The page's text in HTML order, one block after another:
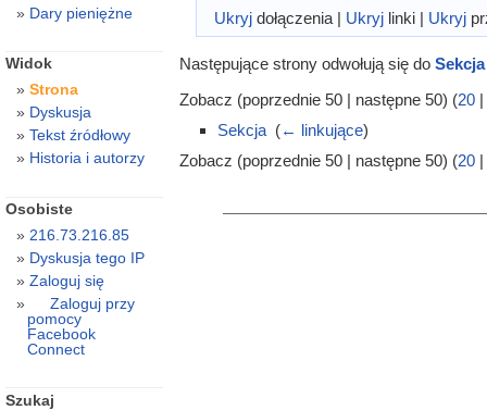
Ukryjdołączenia | Ukryjlinki | Ukryj
Następujące strony odwołują się do Sekcja
Zobacz (poprzednie 50 | następne 50) (20|
Sekcja‎ (← linkujące)
Zobacz (poprzednie 50 | następne 50) (20|
Dary pieniężne
Widok
Strona
Dyskusja
Tekst źródłowy
Historia i autorzy
Osobiste
216.73.216.85
Dyskusja tego IP
Zaloguj się
Zaloguj przy
pomocy
Facebook
Connect
Szukaj